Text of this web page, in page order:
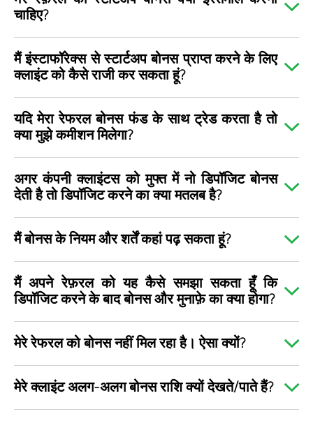
चाहिए?
मैं इंस्टाफॉरेक्स से स्टार्टअप बोनस प्राप्त करने के लिए
क्लाइंट को कैसे राजी कर सकता हूं?
यदि मेरा रेफरल बोनस फंड के साथ ट्रेड करता है तो
क्या मुझे कमीशन मिलेगा?
अगर कंपनी क्लाइंटस को मुफ्त में नो डिपॉजिट बोनस
देती है तो डिपॉजिट करने का क्या मतलब है?
मैं बोनस के नियम और शर्तें कहां पढ़ सकता हूं?
मैं अपने रेफ़रल को यह कैसे समझा सकता हूँ कि
डिपॉजिट करने के बाद बोनस और मुनाफ़े का क्या होगा?
मेरे रेफरल को बोनस नहीं मिल रहा है। ऐसा क्यों?
मेरे क्लाइंट अलग-अलग बोनस राशि क्यों देखते/पाते हैं?